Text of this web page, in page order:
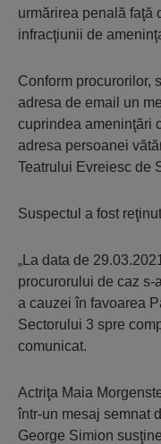
urmărirea penală faţă
infracţiunii de
Conform procurorilor,
adresa de email un
cuprindea ameninţări
adresa persoanei
Teatrului Evreiesc de
Suspectul a fost
„La data de
procurorului de caz
a cauzei în favoarea
Sectorului 3 spre
comunicat.
Actriţa Maia
într-un mesaj semnat
George Simion